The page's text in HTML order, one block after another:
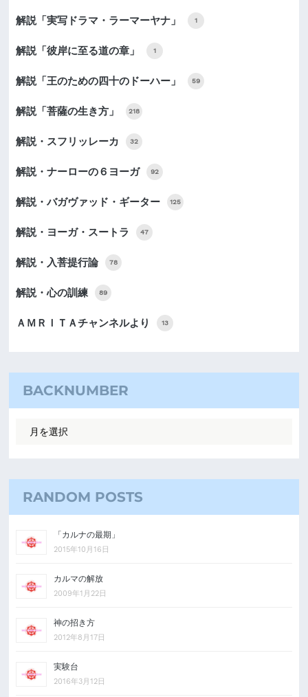
解説「実写ドラマ・ラーマーヤナ」 1
解説「彼岸に至る道の章」 1
解説「王のための四十のドーハー」 59
解説「菩薩の生き方」 218
解説・スフリッレーカ 32
解説・ナーローの６ヨーガ 92
解説・バガヴァッド・ギーター 125
解説・ヨーガ・スートラ 47
解説・入菩提行論 78
解説・心の訓練 89
ＡＭＲＩＴＡチャンネルより 13
BACKNUMBER
RANDOM POSTS
「カルナの最期」
2015年10月16日
カルマの解放
2009年1月22日
神の招き方
2012年8月17日
実験台
2016年3月12日